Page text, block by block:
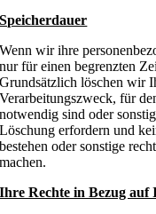
Speicherdauer
Wenn wir ihre
nur für einen begrenzten
Grundsätzlich löschen wir
Verarbeitungszweck, für
notwendig sind oder
Löschung erfordern und
bestehen oder sonstige
machen.
Ihre Rechte in Bezug auf